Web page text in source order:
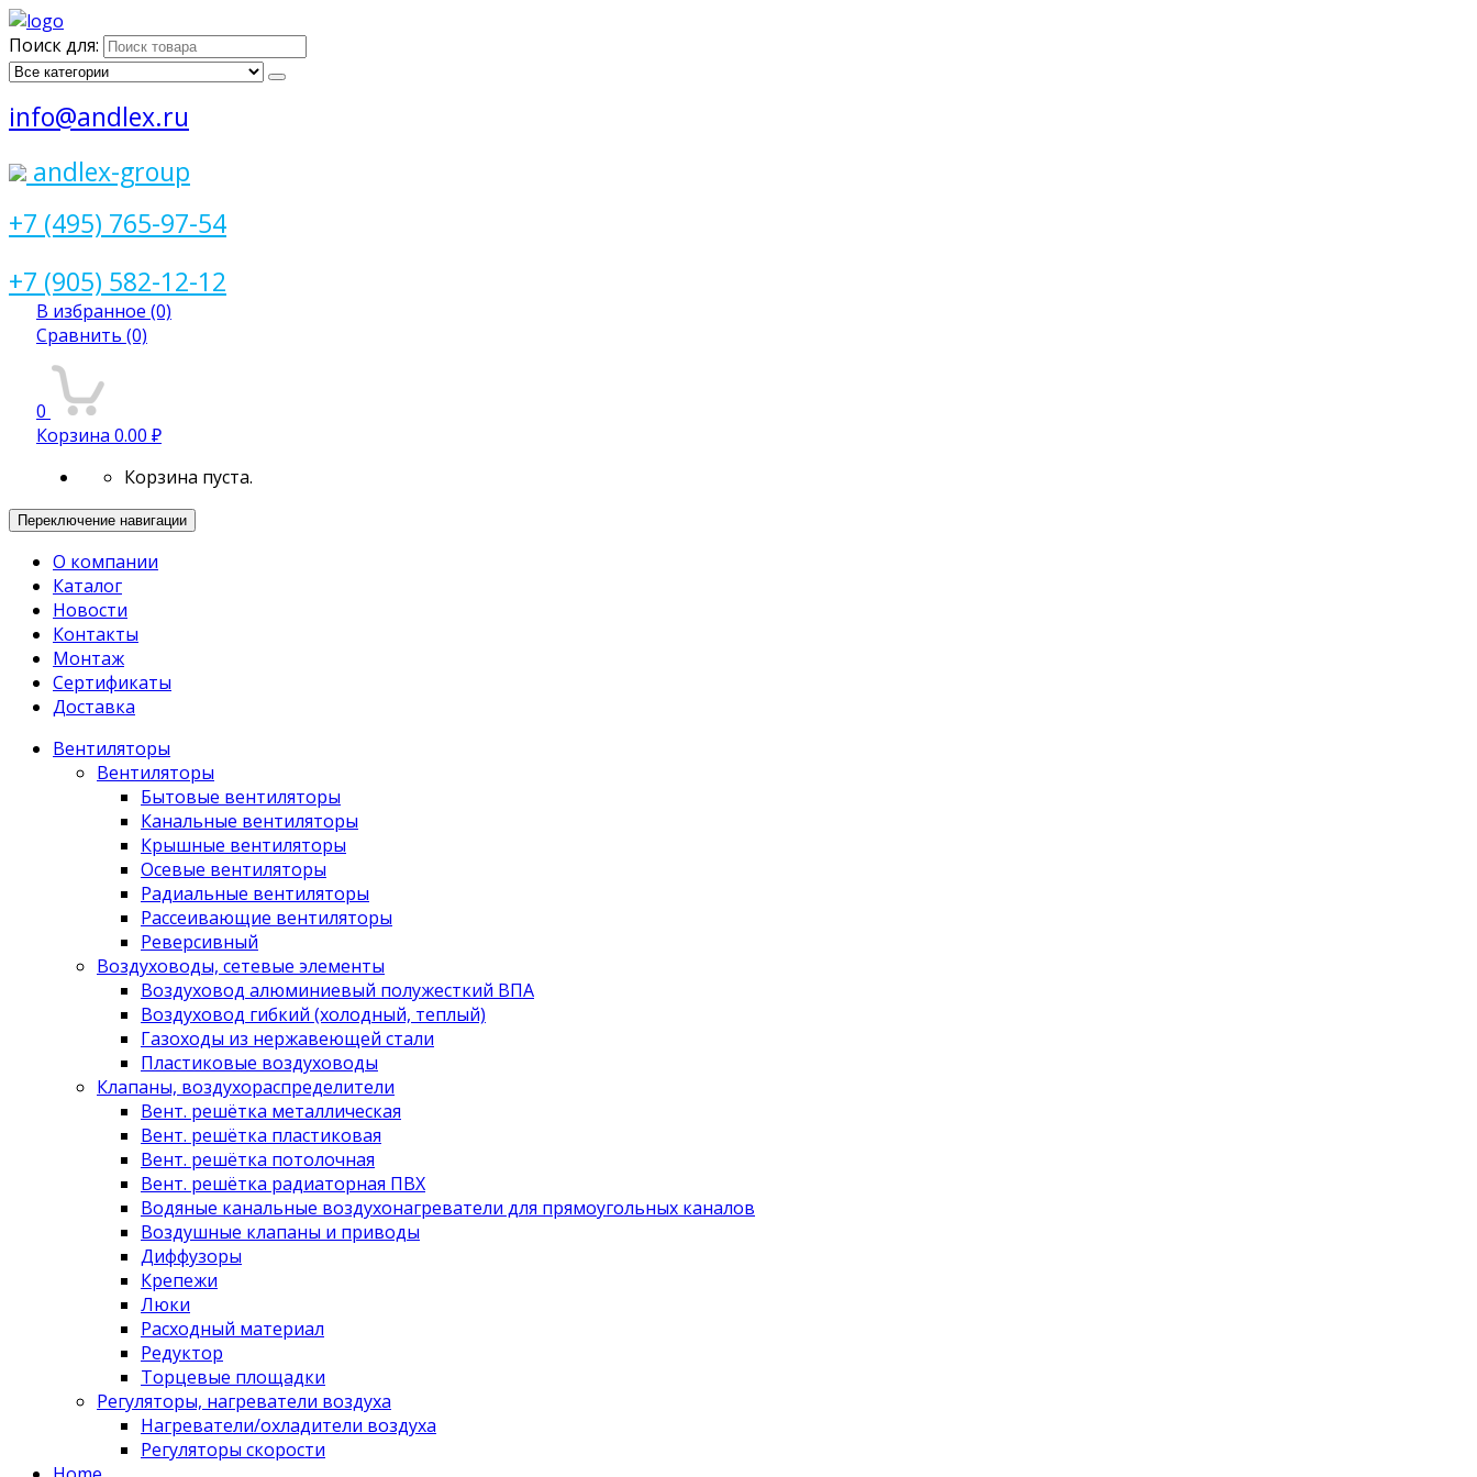
Поиск для:
info@andlex.ru
andlex-group
+7 (495) 765-97-54
+7 (905) 582-12-12
В избранное (0)
Сравнить (0)
0
Корзина 0.00 ₽
Корзина пуста.
Переключение навигации
О компании
Каталог
Новости
Контакты
Монтаж
Сертификаты
Доставка
Вентиляторы
Вентиляторы
Бытовые вентиляторы
Канальные вентиляторы
Крышные вентиляторы
Осевые вентиляторы
Радиальные вентиляторы
Рассеивающие вентиляторы
Реверсивный
Воздуховоды, сетевые элементы
Воздуховод алюминиевый полужесткий ВПА
Воздуховод гибкий (холодный, теплый)
Газоходы из нержавеющей стали
Пластиковые воздуховоды
Клапаны, воздухораспределители
Вент. решётка металлическая
Вент. решётка пластиковая
Вент. решётка потолочная
Вент. решётка радиаторная ПВХ
Водяные канальные воздухонагреватели для прямоугольных каналов
Воздушные клапаны и приводы
Диффузоры
Крепежи
Люки
Расходный материал
Редуктор
Торцевые площадки
Регуляторы, нагреватели воздуха
Нагреватели/охладители воздуха
Регуляторы скорости